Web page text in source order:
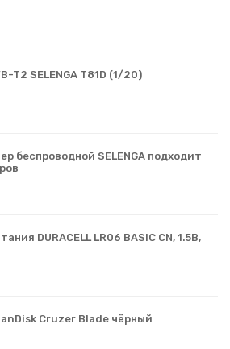
T2 SELENGA T81D (1/20)
беспроводной SELENGA подходит
DURACELL LR06 BASIC CN, 1.5В,
Cruzer Blade чёрный